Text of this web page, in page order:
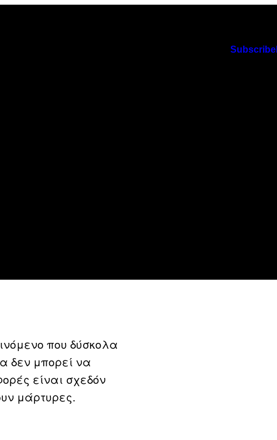
Subscribe
που δύσκολα
δεν μπορεί να
είναι σχεδόν
μάρτυρες.